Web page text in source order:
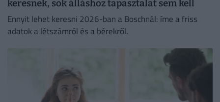
keresnek, sok álláshoz tapasztalat sem kell
Ennyit lehet keresni 2026-ban a Boschnál: íme a friss
adatok a létszámról és a bérekről.